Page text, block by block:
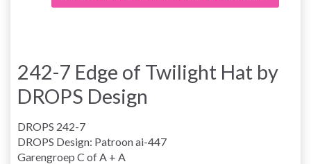
242-7 Edge of Twilight Hat by
DROPS Design
DROPS 242-7
DROPS Design: Patroon ai-447
Garengroep C of A + A